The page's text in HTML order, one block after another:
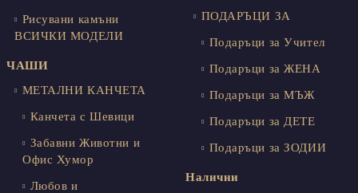
Рисувани камъни
ВСИЧКИ МОДЕЛИ
ЧАШИ
МЕТАЛНИ КАНЧЕТА
Канчета с Шевици
Забавни Животни и
Офис Хумор
Любов и
ПОДАРЪЦИ ЗА
Подаръци за Учител
Подаръци за ЖЕНА
Подаръци за МЪЖ
Подаръци за ДЕТЕ
Подаръци за ЗОДИИ
Налични